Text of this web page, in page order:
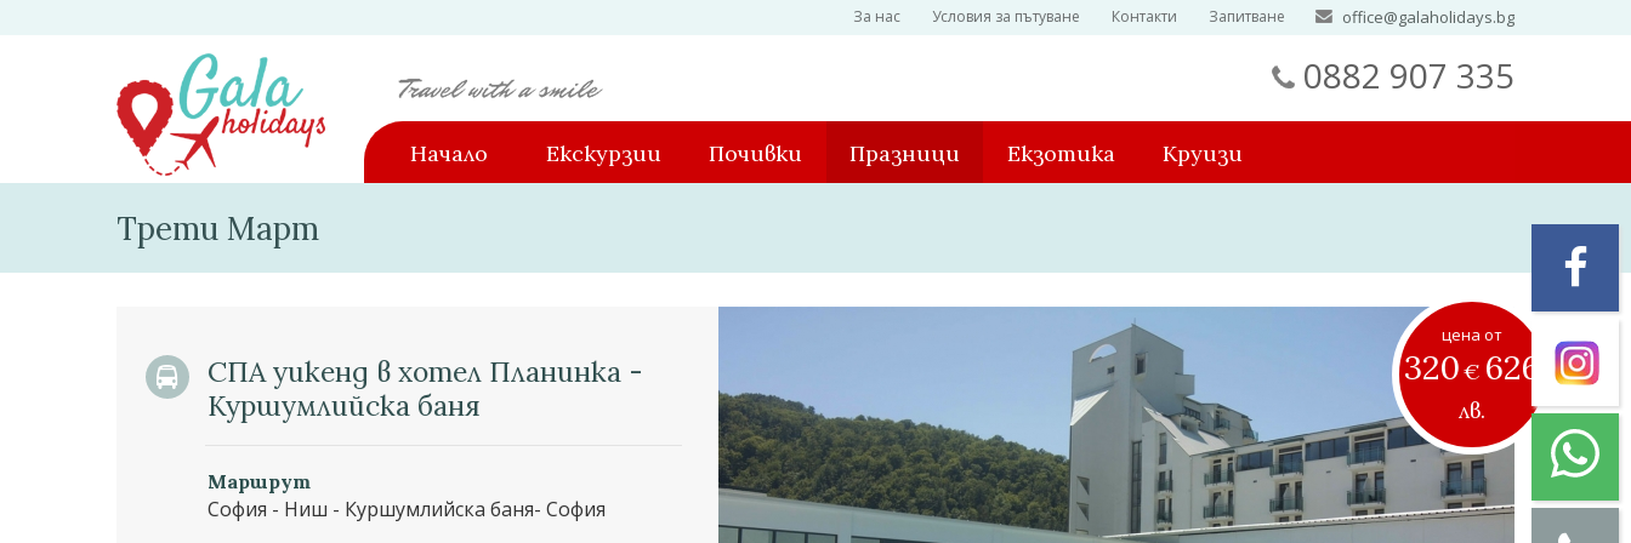
office@galaholidays.bg
За нас Условия за пътуване Контакти Запитване
0882 907 335
Начало Екскурзии Почивки Празници Екзотика Круизи
Трети Март
СПА уикенд в хотел Планинка -
Куршумлийска баня
Маршрут
София - Ниш - Куршумлийска баня- София
цена от
320€ 626
лв.